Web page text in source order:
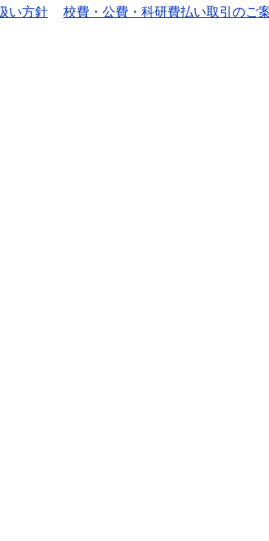
い方針 校費・公費・科研費払い取引のご